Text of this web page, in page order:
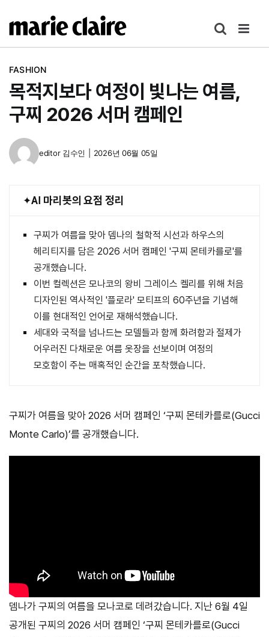
텐
FASHION
목적지보다 여정이 빛나는 여름,
구찌 2026 서머 캠페인
editor 김수인 2026년 06월 05일
AI 마리봇의 요점 정리
구찌가 여름을 맞아 뎀나의 철학적 시선과 하우스의
헤리티지를 담은 2026 서머 캠페인 '구찌 몬테카를로'를
공개했습니다.
이번 컬렉션은 모나코의 왕비 그레이스 켈리를 위해 처음
디자인된 역사적인 '플로라' 모티프의 60주년을 기념해
이를 현대적인 언어로 재해석했습니다.
세대와 국적을 넘나드는 모델들과 함께 화려함과 절제가
어우러진 다채로운 여름 옷장을 선보이며 여정의
모호함이 주는 매혹적인 순간을 포착했습니다.
구찌가 여름을 맞아 2026 서머 캠페인 ‘구찌 몬테카를로(Gucci
Monte Carlo)’를 공개했습니다.
뎀나가 구찌의 여름을 모나코로 데려갔습니다. 지난 6월 4일
공개된 구찌의 2026 서머 캠페인 ‘구찌 몬테카를로(Gucci